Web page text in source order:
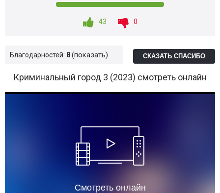
43 0
Благодарностей: 8 показать СКАЗАТЬ СПАСИБО
Криминальный город 3 (2023) смотреть онлайн
Смотреть онлайн